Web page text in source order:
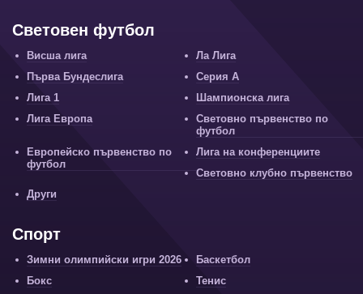
Световен футбол
Висша лига
Ла Лига
Първа Бундеслига
Серия А
Лига 1
Шампионска лига
Лига Европа
Световно първенство по
футбол
Европейско първенство по
футбол
Лига на конференциите
Световно клубно първенство
Други
Спорт
Зимни олимпийски игри 2026
Баскетбол
Бокс
Тенис